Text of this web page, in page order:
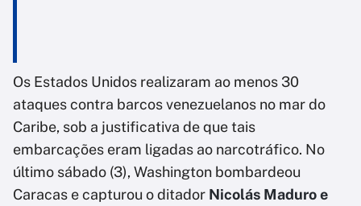
Os Estados Unidos realizaram ao menos 30
ataques contra barcos venezuelanos no mar do
Caribe, sob a justificativa de que tais
embarcações eram ligadas ao narcotráfico. No
último sábado (3), Washington bombardeou
Caracas e capturou o ditador Nicolás Maduro e